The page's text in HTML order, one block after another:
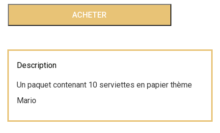
Emballage
de
Mario
ACHETER
Description
Un paquet contenant 10 serviettes en papier thème
Mario